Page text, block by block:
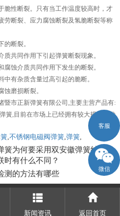
脆性断裂。只有当工作温度较高时，才
劳断裂、应力腐蚀断裂及氢脆断裂等称
的断裂。
共同作用下引起弹簧断裂现象。
蚀介质共同作用下发生的断裂。
有杂质含量过高引起的脆断。
蚀磨损断裂。
暨市正新弹簧有限公司,主要主营产品有:
簧,目前在市场上已经拥有较大规模和发
,不锈钢电磁阀弹簧,弹簧,
簧为何要采用双安徽弹簧结构，
时有什么不同？
测的方法有哪些
新闻资讯 返回首页
客服
微信